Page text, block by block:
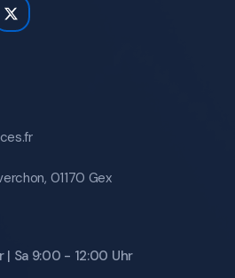
01170 Gex
| Sa 9:00 - 12:00 Uhr